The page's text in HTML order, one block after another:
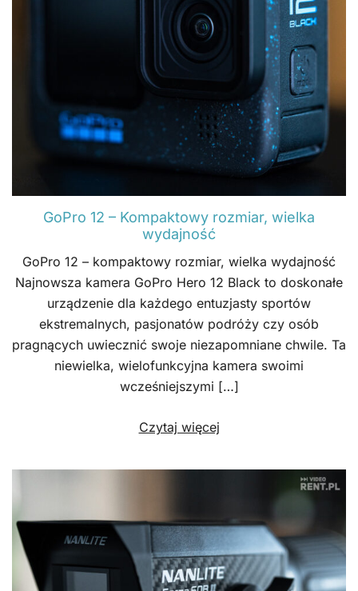
GoPro 12 – Kompaktowy rozmiar, wielka
wydajność
GoPro 12 – kompaktowy rozmiar, wielka wydajność
Najnowsza kamera GoPro Hero 12 Black to doskonałe
urządzenie dla każdego entuzjasty sportów
ekstremalnych, pasjonatów podróży czy osób
pragnących uwiecznić swoje niezapomniane chwile. Ta
niewielka, wielofunkcyjna kamera swoimi
wcześniejszymi […]
Czytaj więcej